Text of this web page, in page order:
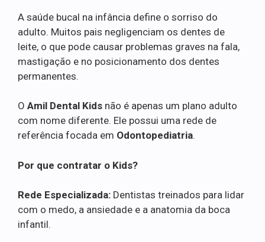
A saúde bucal na infância define o sorriso do
adulto. Muitos pais negligenciam os dentes de
leite, o que pode causar problemas graves na fala,
mastigação e no posicionamento dos dentes
permanentes.
O Amil Dental Kids não é apenas um plano adulto
com nome diferente. Ele possui uma rede de
referência focada em Odontopediatria.
Por que contratar o Kids?
Rede Especializada: Dentistas treinados para lidar
com o medo, a ansiedade e a anatomia da boca
infantil.